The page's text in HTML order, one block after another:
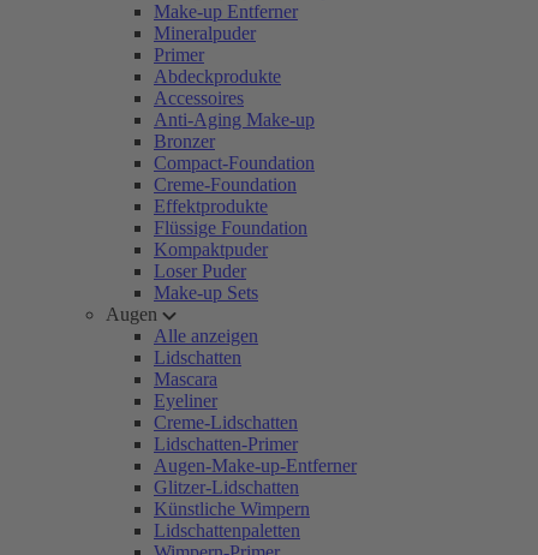
Make-up Entferner
Mineralpuder
Primer
Abdeckprodukte
Accessoires
Anti-Aging Make-up
Bronzer
Compact-Foundation
Creme-Foundation
Effektprodukte
Flüssige Foundation
Kompaktpuder
Loser Puder
Make-up Sets
Augen
Alle anzeigen
Lidschatten
Mascara
Eyeliner
Creme-Lidschatten
Lidschatten-Primer
Augen-Make-up-Entferner
Glitzer-Lidschatten
Künstliche Wimpern
Lidschattenpaletten